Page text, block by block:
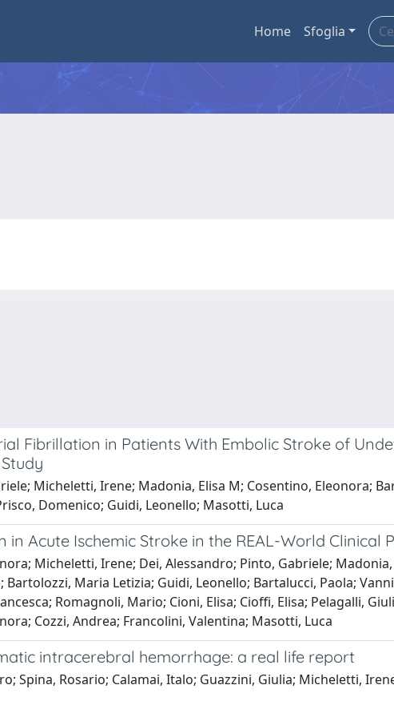
Home Sfoglia
Fibrillation in Patients With Embolic Stroke of
Micheletti, Irene; Madonia, Elisa M; Cosentino, Eleonora;
Domenico; Guidi, Leonello; Masotti, Luca
Acute Ischemic Stroke in the REAL-World Clinical
Micheletti, Irene; Dei, Alessandro; Pinto, Gabriele;
Maria Letizia; Guidi, Leonello; Bartalucci, Paola;
Romagnoli, Mario; Cioni, Elisa; Cioffi, Elisa; Pelagalli,
Cozzi, Andrea; Francolini, Valentina; Masotti, Luca
intracerebral hemorrhage: a real life report
Spina, Rosario; Calamai, Italo; Guazzini, Giulia; Micheletti,